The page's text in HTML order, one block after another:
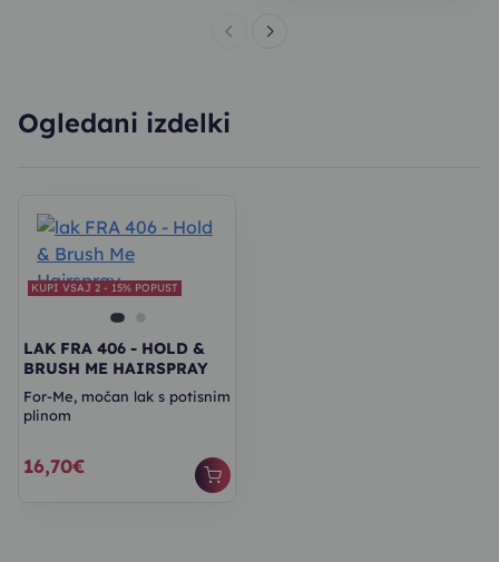
Ogledani izdelki
KUPI VSAJ 2 - 15% POPUST
LAK FRA 406 - HOLD &
BRUSH ME HAIRSPRAY
For-Me, močan lak s potisnim
plinom
16,70€